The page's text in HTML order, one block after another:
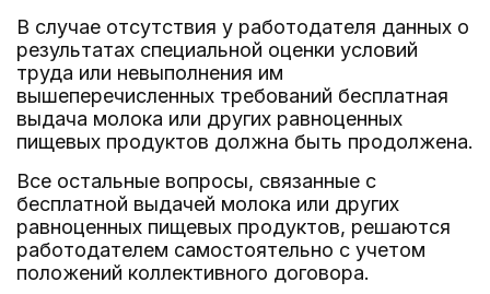
В случае отсутствия у работодателя данных о
результатах специальной оценки условий
труда или невыполнения им
вышеперечисленных требований бесплатная
выдача молока или других равноценных
пищевых продуктов должна быть продолжена.
Все остальные вопросы, связанные с
бесплатной выдачей молока или других
равноценных пищевых продуктов, решаются
работодателем самостоятельно с учетом
положений коллективного договора.